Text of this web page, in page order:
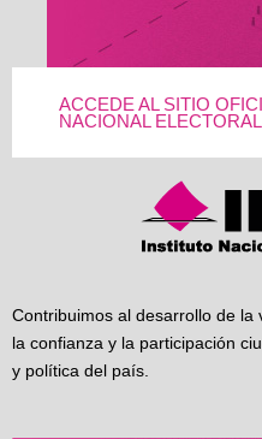
ACCEDE AL SITIO
NACIONAL ELECTORAL
Contribuimos al desarrollo de
la confianza y la participación
y política del país.